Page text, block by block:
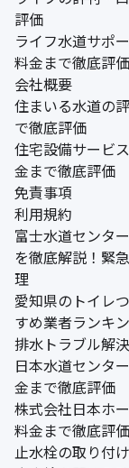
評価
ライフ水道サポ
料金まで徹底評価
会社概要
住まいる水道の
で徹底評価
住宅設備サービ
金まで徹底評価
免責事項
利用規約
富士水道センタ
を徹底解説！緊
理
愛知県のトイレ
すめ業者ランキ
排水トラブル解
日本水道センタ
金まで徹底評価
株式会社日本ホ
料金まで徹底評
止水栓の取り付